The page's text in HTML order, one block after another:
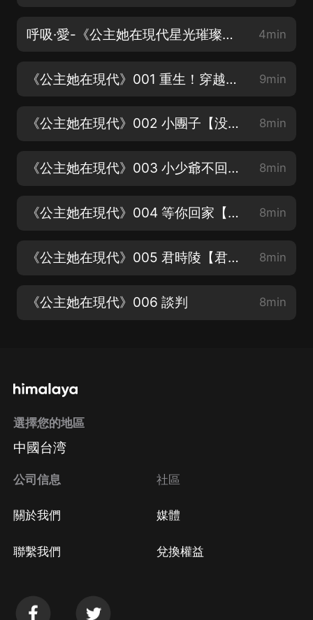
呼吸·愛-《公主她在現代星光璀璨》主題曲 演唱：妙兒姐 小靠koa 4min
《公主她在現代》001 重生！穿越千年，她來了！【新書上架，求訂閱求滿分好評】 9min
《公主她在現代》002 小團子【没錯，這本書還有萌寶！】 8min
《公主她在現代》003 小少爺不回來【寶子們，求滿分好評，求點讚分享】 8min
《公主她在現代》004 等你回家【妙兒姐謝必安再度聯手，齁甜齁甜的】 8min
《公主她在現代》005 君時陵【君時陵=謝必安，表白謝必安！】 8min
《公主她在現代》006 談判 8min
選擇您的地區
中國台湾
公司信息
關於我們
聯繫我們
社區
媒體
兌換權益